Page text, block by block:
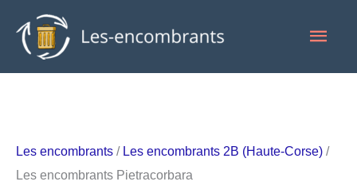
contenu
Les encombrants / Les encombrants 2B (Haute-Corse) /
Les encombrants Pietracorbara